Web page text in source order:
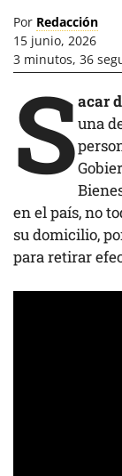
Por Redacción
15 junio, 2026
3 minutos, 36
Sacar
una
en el país, no
su domicilio,
para retirar